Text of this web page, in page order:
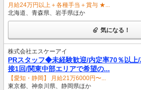
月給24万円以上＋各種手当＋賞与 ★...
北海道、青森県、岩手県ほか
気になる！
株式会社エスケーアイ
PRスタッフ◆未経験歓迎/内定率70％以上
接1回/関東中部エリアで希望の...
【愛知・静岡】 月給21万6000円〜...
東京都、神奈川県、静岡県ほか